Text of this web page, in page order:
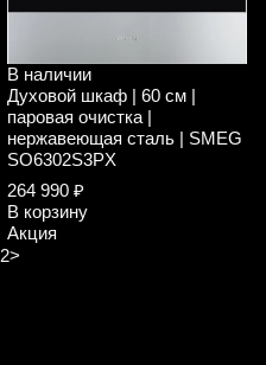
В наличии
Духовой шкаф | 60 см |
паровая очистка |
нержавеющая сталь | SMEG
SO6302S3PX
264 990 ₽
В корзину
Акция
2>